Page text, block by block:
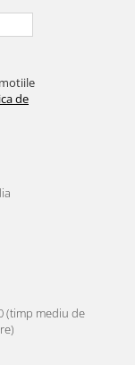
de
(timp mediu de